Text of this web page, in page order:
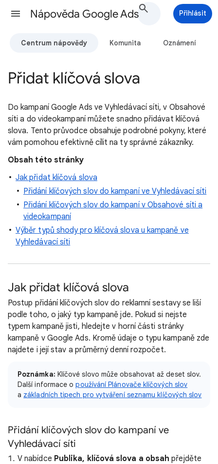
Nápověda Google Ads Přihlásit
Centrum nápovědy Komunita Oznámení
Přidat klíčová slova
Do kampaní Google Ads ve Vyhledávací síti, v Obsahové
síti a do videokampaní můžete snadno přidávat klíčová
slova. Tento průvodce obsahuje podrobné pokyny, které
vám pomohou efektivně cílit na ty správné zákazníky.
Obsah této stránky
Jak přidat klíčová slova
Přidání klíčových slov do kampaní ve Vyhledávací síti
Přidání klíčových slov do kampaní v Obsahové síti a
videokampaní
Výběr typů shody pro klíčová slova u kampaně ve
Vyhledávací síti
Jak přidat klíčová slova
Postup přidání klíčových slov do reklamní sestavy se liší
podle toho, o jaký typ kampaně jde. Pokud si nejste
typem kampaně jisti, hledejte v horní části stránky
kampaně v Google Ads. Kromě údaje o typu kampaně zde
najdete i její stav a průměrný denní rozpočet.
Poznámka: Klíčové slovo může obsahovat až deset slov.
Další informace opoužívání Plánovače klíčových slov
a základních tipech pro vytváření seznamu klíčových slov
Přidání klíčových slov do kampaní ve
Vyhledávací síti
V nabídce Publika, klíčová slova a obsah přejděte